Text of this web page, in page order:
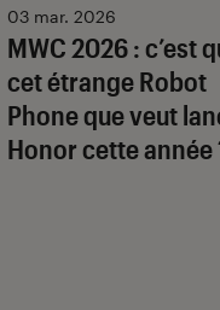
MWC 2026 : c’est
cet étrange Robot
Phone que veut
Honor cette année
03 mar. 2026